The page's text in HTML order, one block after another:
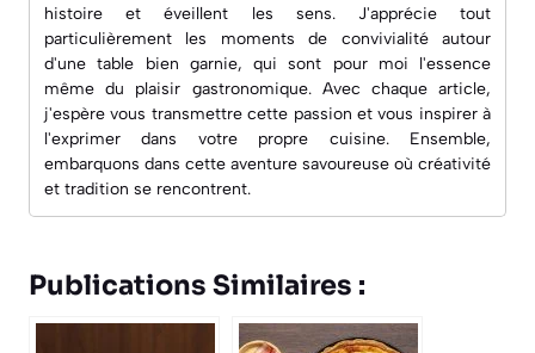
histoire et éveillent les sens. J'apprécie tout
particulièrement les moments de convivialité autour
d'une table bien garnie, qui sont pour moi l'essence
même du plaisir gastronomique. Avec chaque article,
j'espère vous transmettre cette passion et vous inspirer à
l'exprimer dans votre propre cuisine. Ensemble,
embarquons dans cette aventure savoureuse où créativité
et tradition se rencontrent.
Publications Similaires :